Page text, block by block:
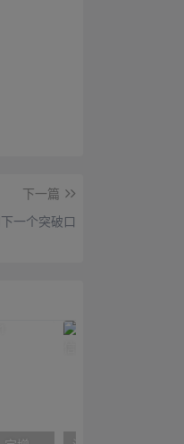
下一篇
一个突破口